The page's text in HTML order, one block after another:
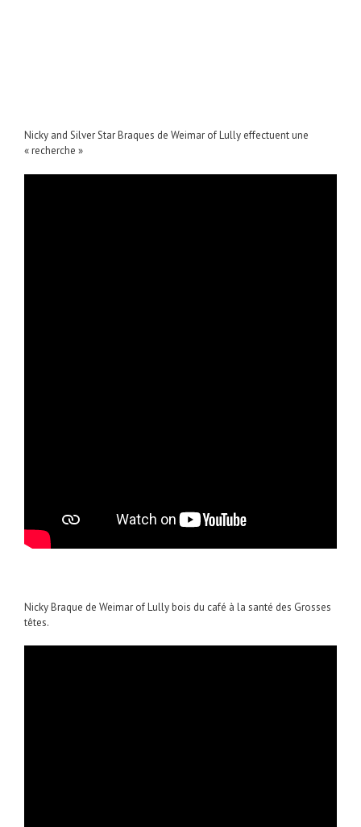
Nicky and Silver Star Braques de Weimar of Lully effectuent une
« recherche »
Nicky Braque de Weimar of Lully bois du café à la santé des Grosses
têtes.